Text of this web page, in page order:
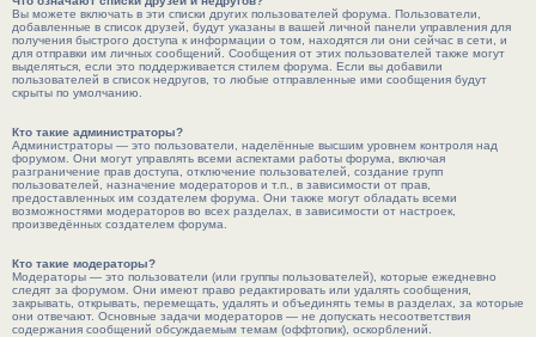
Вы можете включать в эти списки других пользователей форума. Пользователи,
добавленные в список друзей, будут указаны в вашей личной панели управления для
получения быстрого доступа к информации о том, находятся ли они сейчас в сети, и
для отправки им личных сообщений. Сообщения от этих пользователей также могут
выделяться, если это поддерживается стилем форума. Если вы добавили
пользователей в список недругов, то любые отправленные ими сообщения будут
скрыты по умолчанию.
Кто такие администраторы?
Администраторы — это пользователи, наделённые высшим уровнем контроля над
форумом. Они могут управлять всеми аспектами работы форума, включая
разграничение прав доступа, отключение пользователей, создание групп
пользователей, назначение модераторов и т.п., в зависимости от прав,
предоставленных им создателем форума. Они также могут обладать всеми
возможностями модераторов во всех разделах, в зависимости от настроек,
произведённых создателем форума.
Кто такие модераторы?
Модераторы — это пользователи (или группы пользователей), которые ежедневно
следят за форумом. Они имеют право редактировать или удалять сообщения,
закрывать, открывать, перемещать, удалять и объединять темы в разделах, за которые
они отвечают. Основные задачи модераторов — не допускать несоответствия
содержания сообщений обсуждаемым темам (оффтопик), оскорблений.